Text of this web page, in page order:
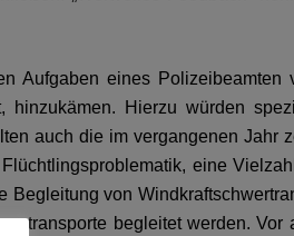
Aufgaben eines Polizeibeamten
hinzukämen. Hierzu würden
auch die im vergangenen Jahr
eine
Begleitung von
begleitet werden. Vor